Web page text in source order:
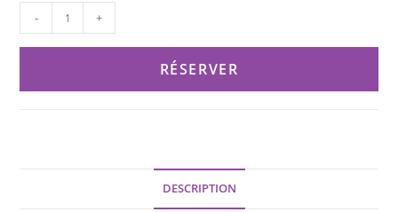
- +
RÉSERVER
DESCRIPTION